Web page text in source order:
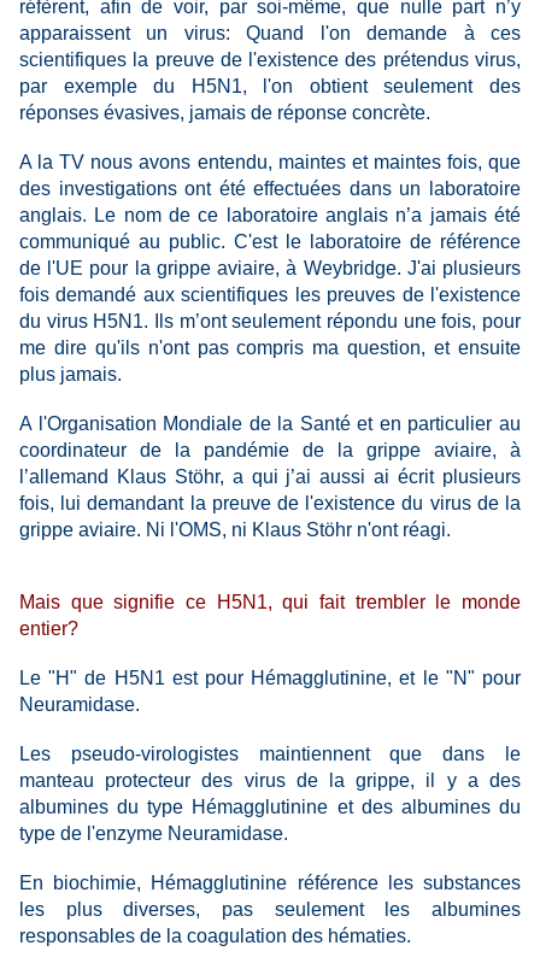
réfèrent, afin de voir, par soi-même, que nulle part n’y
apparaissent un virus: Quand l'on demande à ces
scientifiques la preuve de l'existence des prétendus virus,
par exemple du H5N1, l'on obtient seulement des
réponses évasives, jamais de réponse concrète.
A la TV nous avons entendu, maintes et maintes fois, que
des investigations ont été effectuées dans un laboratoire
anglais. Le nom de ce laboratoire anglais n’a jamais été
communiqué au public. C'est le laboratoire de référence
de l'UE pour la grippe aviaire, à Weybridge. J'ai plusieurs
fois demandé aux scientifiques les preuves de l'existence
du virus H5N1. Ils m’ont seulement répondu une fois, pour
me dire qu'ils n'ont pas compris ma question, et ensuite
plus jamais.
A l'Organisation Mondiale de la Santé et en particulier au
coordinateur de la pandémie de la grippe aviaire, à
l’allemand Klaus Stöhr, a qui j’ai aussi ai écrit plusieurs
fois, lui demandant la preuve de l'existence du virus de la
grippe aviaire. Ni l'OMS, ni Klaus Stöhr n'ont réagi.
Mais que signifie ce H5N1, qui fait trembler le monde
entier?
Le "H" de H5N1 est pour Hémagglutinine, et le "N" pour
Neuramidase.
Les pseudo-virologistes maintiennent que dans le
manteau protecteur des virus de la grippe, il y a des
albumines du type Hémagglutinine et des albumines du
type de l'enzyme Neuramidase.
En biochimie, Hémagglutinine référence les substances
les plus diverses, pas seulement les albumines
responsables de la coagulation des hématies.